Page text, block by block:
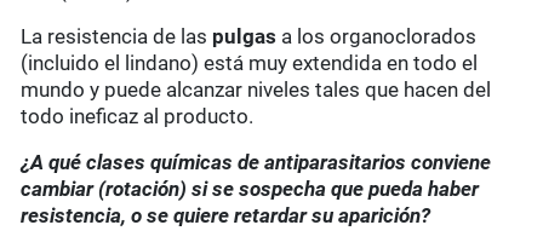
La resistencia de las pulgas a los organoclorados
(incluido el lindano) está muy extendida en todo el
mundo y puede alcanzar niveles tales que hacen del
todo ineficaz al producto.
¿A qué clases químicas de antiparasitarios conviene
cambiar (rotación) si se sospecha que pueda haber
resistencia, o se quiere retardar su aparición?